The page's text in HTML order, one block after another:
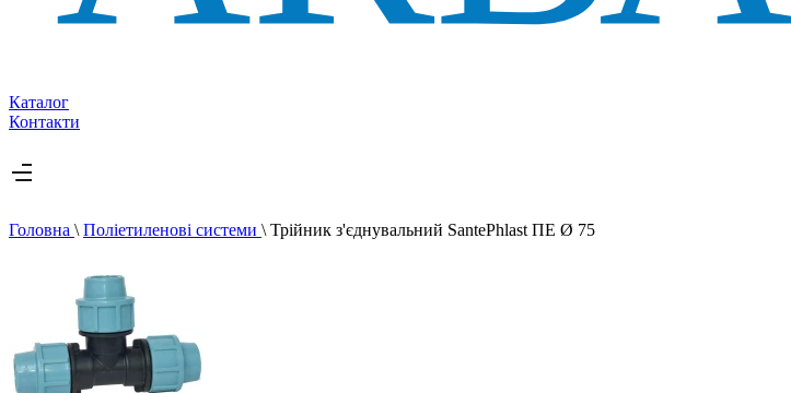
Каталог
Контакти
Головна \ Поліетиленові системи \ Трійник з'єднувальний SantePhlast ПЕ Ø 75